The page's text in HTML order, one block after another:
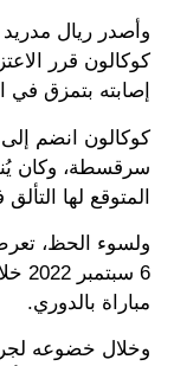
وأصدر ريال مدريد
كوكالون قرر
إصابته بتمزق في
سرقسطة، وكان
المتوقع لها
ولسوء الحظ،
6
مباراة بالدوري.
وخلال خضوعه